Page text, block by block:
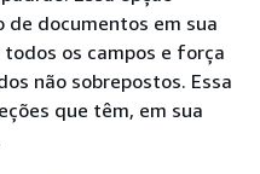
de documentos em sua
os campos e força
não sobrepostos. Essa
que têm, em sua